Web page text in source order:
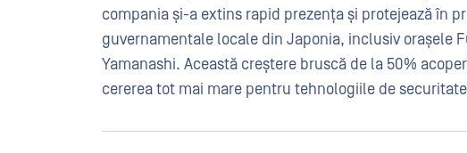
compania și-a extins rapid prezența și protejează în
guvernamentale locale din Japonia, inclusiv orașele
Yamanashi. Această creștere bruscă de la 50%
cererea tot mai mare pentru tehnologiile de securitate